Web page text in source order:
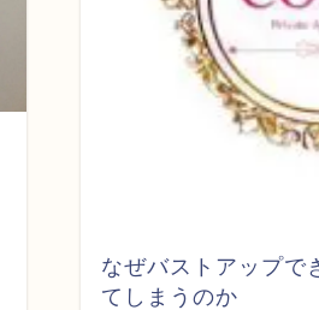
なぜバストアップで
てしまうのか